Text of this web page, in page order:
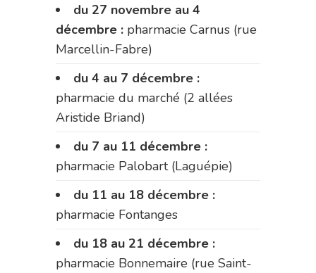
du 27 novembre au 4
décembre : pharmacie Carnus (rue
Marcellin-Fabre)
du 4 au 7 décembre :
pharmacie du marché (2 allées
Aristide Briand)
du 7 au 11 décembre :
pharmacie Palobart (Laguépie)
du 11 au 18 décembre :
pharmacie Fontanges
du 18 au 21 décembre :
pharmacie Bonnemaire (rue Saint-